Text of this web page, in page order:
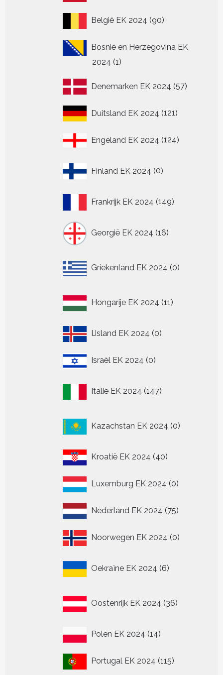
België EK 2024 9090
Bosnië en Herzegovina EK
2024 11
Denemarken EK 2024 5757
Duitsland EK 2024 121121
Engeland EK 2024 124124
Finland EK 2024 0
producten
Frankrijk EK 2024 149149
Georgië EK 2024 16
producten
Griekenland EK 2024 0
producten
Hongarije EK 2024 11
producten
IJsland EK 2024 00
Israël EK 2024 00
Italië EK 2024 147
producten
Kazachstan EK 2024 0
producten
Kroatië EK 2024 4040
Luxemburg EK 2024 00
Nederland EK 2024 7575
Noorwegen EK 2024 00
Oekraïne EK 2024 6
producten
Oostenrijk EK 2024 36
producten
Polen EK 2024 1414
Portugal EK 2024 115115